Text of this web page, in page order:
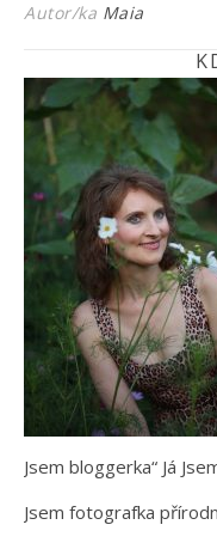
Autor/ka Maia
Jsem bloggerka“ Já
Jsem fotografka